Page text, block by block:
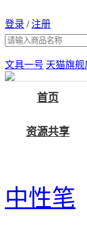
登录 / 注册
文具一号 天猫旗舰
首页
资源共享
中性笔